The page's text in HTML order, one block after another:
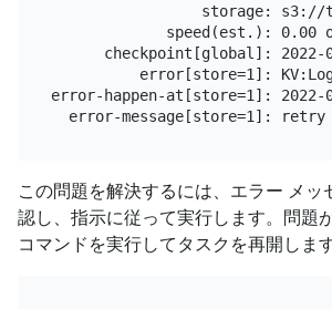
storage:
speed(est.): 0.00
checkpoint[global]:
error[store=1]:
error-happen-at[store=1]: 2022-
  error-message[store=1]: retry
この問題を解決するには、エラー メッ
認し、指示に従って実行します。問題
コマンドを実行してタスクを再開します